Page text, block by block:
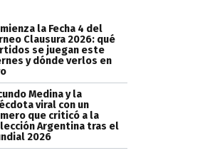
la Fecha 4 del
Clausura 2026: qué
se juegan este
y dónde verlos en
Medina y la
viral con un
que criticó a la
Argentina tras el
2026